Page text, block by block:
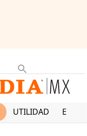
UTILIDAD